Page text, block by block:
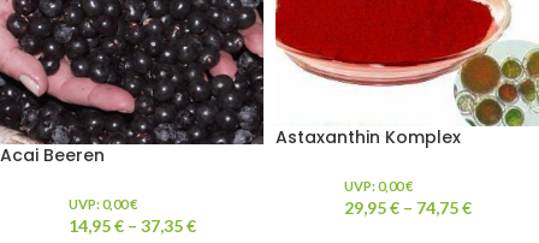
Acai Beeren
UVP:0,00€
14,95€ – 37,35€
Astaxanthin Komplex
UVP:0,00€
29,95€ – 74,75€